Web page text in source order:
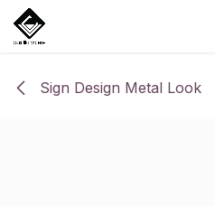
Overslaan naar inhoud
Sign Design Metal Look